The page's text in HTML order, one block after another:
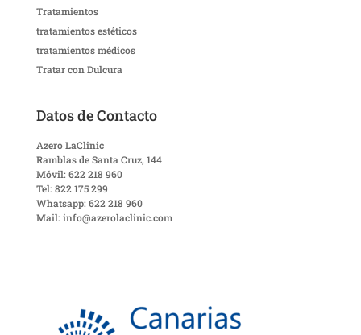
Tratamientos
tratamientos estéticos
tratamientos médicos
Tratar con Dulcura
Datos de Contacto
Azero LaClinic
Ramblas de Santa Cruz, 144
Móvil: 622 218 960
Tel: 822 175 299
Whatsapp: 622 218 960
Mail: info@azerolaclinic.com